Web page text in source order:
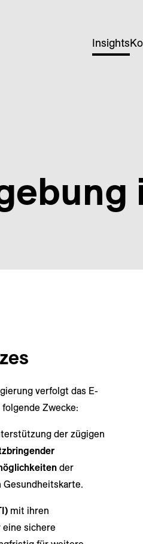
Insights
verfolgt das E-
Zwecke:
der zügigen
der
mit ihren
sichere